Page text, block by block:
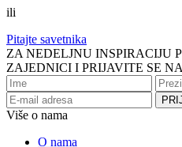
ili
Pitajte savetnika
ZA NEDELJNU INSPIRACIJU
ZAJEDNICI I PRIJAVITE SE
Više o nama
O nama